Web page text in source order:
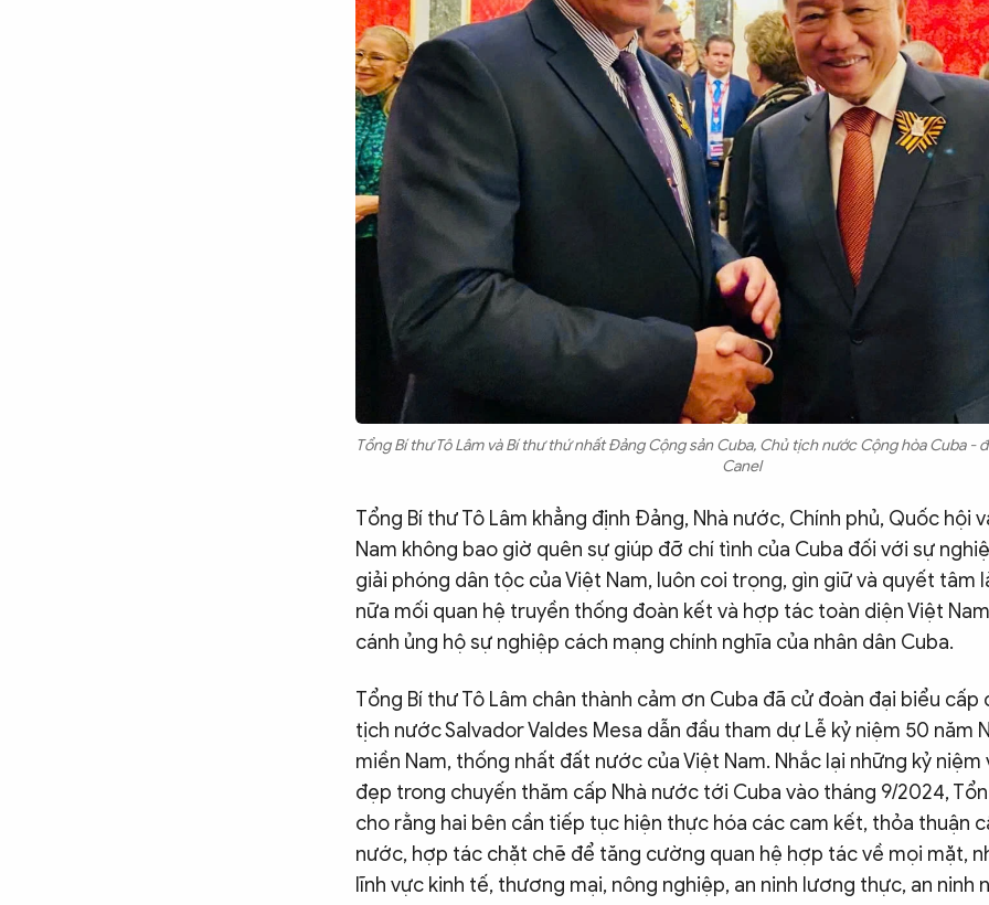
Tổng Bí thư Tô Lâm và Bí thư thứ nhất Đảng Cộng sản Cuba, Chủ tịch nước Cộng hòa Cuba -
Canel
Tổng Bí thư Tô Lâm khẳng định Đảng, Nhà nước, Chính phủ, Quốc hội
Nam không bao giờ quên sự giúp đỡ chí tình của Cuba đối với sự
giải phóng dân tộc của Việt Nam, luôn coi trọng, gìn giữ và quyết tâm
nữa mối quan hệ truyền thống đoàn kết và hợp tác toàn diện Việt
cánh ủng hộ sự nghiệp cách mạng chính nghĩa của nhân dân Cuba.
Tổng Bí thư Tô Lâm chân thành cảm ơn Cuba đã cử đoàn đại biểu cấp
tịch nước Salvador Valdes Mesa dẫn đầu tham dự Lễ kỷ niệm 50 năm
miền Nam, thống nhất đất nước của Việt Nam. Nhắc lại những kỷ
đẹp trong chuyến thăm cấp Nhà nước tới Cuba vào tháng 9/2024,
cho rằng hai bên cần tiếp tục hiện thực hóa các cam kết, thỏa thuận
nước, hợp tác chặt chẽ để tăng cường quan hệ hợp tác về mọi mặt,
lĩnh vực kinh tế, thương mại, nông nghiệp, an ninh lương thực, an ninh